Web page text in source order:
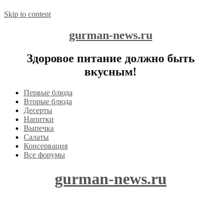
Skip to content
gurman-news.ru
Здоровое питание должно быть
вкусным!
Первые блюда
Вторые блюда
Десерты
Напитки
Выпечка
Салаты
Консервация
Все форумы
gurman-news.ru